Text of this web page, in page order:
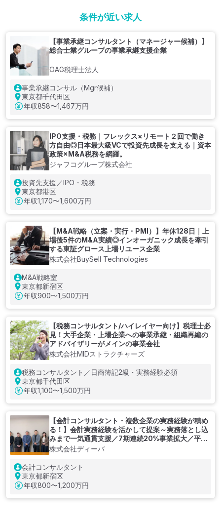
条件が近い求人
【事業承継コンサルタント（マネージャー候補）】
総合士業グループの事業承継支援企業
OAG税理士法人
事業承継コンサル（Mgr候補）
東京都千代田区
年収858〜1,467万円
IPO支援・税務｜フレックス×リモート２回で働き
方自由◎日本最大級VCで投資先成長を支える｜資本
政策×M&A税務を網羅。
ジャフコグループ株式会社
投資先支援／IPO・税務
東京都港区
年収1,170〜1,600万円
【M&A戦略（立案・実行・PMI）】年休128日｜上
場後5件のM&A実績◎インオーガニック成長を牽引
する東証グロース上場リユース企業
株式会社BuySell Technologies
M&A戦略室
東京都新宿区
年収900〜1,500万円
【税務コンサルタント/ハイレイヤー向け】税理士必
見！大手企業・上場企業への事業承継・組織再編の
アドバイザリーがメインの事業会社
株式会社MIDストラクチャーズ
税務コンサルタント／日商簿記2級・実務経験必須
東京都千代田区
年収1,100〜1,500万円
【会計コンサルタント・複数企業の実務経験が積め
る！】会計実務経験を活かして提案～実務落とし込
みまで一気通貫支援／7期連続20%事業拡大／平均
残業30時間未満
株式会社ディーバ
会計コンサルタント
東京都新宿区
年収800〜1,200万円